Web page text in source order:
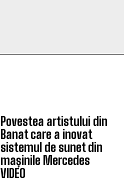
Povestea artistului din
Banat care a inovat
sistemul de sunet din
mașinile Mercedes
VIDEO